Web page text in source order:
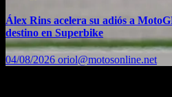
Álex Rins acelera su adiós a
destino en Superbike
04/08/2026 oriol@motosonline.net